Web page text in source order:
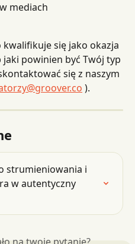
mediach
kwalifikuje się jako okazja
jaki powinien być Twój typ
się z naszym
).
strumieniowania i
w autentyczny